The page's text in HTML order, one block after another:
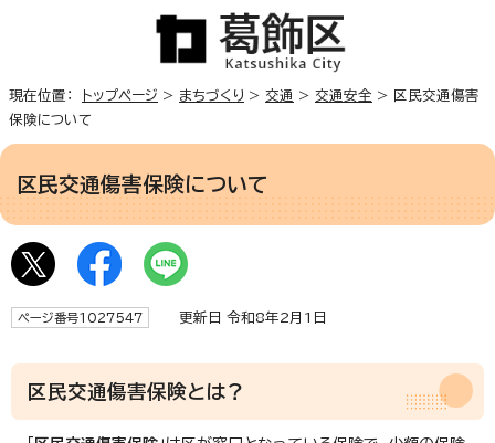
現在位置： トップページ > まちづくり > 交通 > 交通安全 > 区民交通傷害
保険について
区民交通傷害保険について
ページ番号1027547 更新日 令和8年2月1日
区民交通傷害保険とは？